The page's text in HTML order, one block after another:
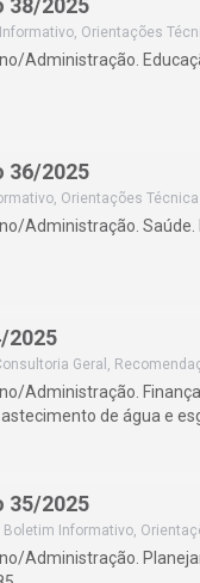
38/2025
, Orientações
Administração.
36/2025
, Orientações
Administração.
2025
Geral ,
Administração.
de água e
35/2025
Boletim Informativo,
Administração.